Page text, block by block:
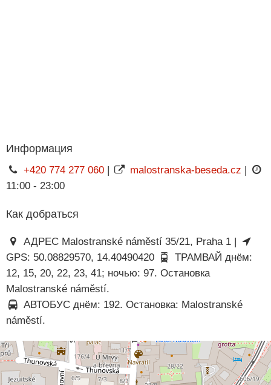
Информация
+420 774 277 060| malostranska-beseda.cz
11:00 - 23:00
Как добраться
АДРЕС Malostranské náměstí 35/21, Praha 1 |
GPS: 50.08829570, 14.40490420
ТРАМВАЙ днём:
12, 15, 20, 22, 23, 41; ночью: 97. Остановка
Malostranské náměstí.
АВТОБУС днём: 192. Остановка: Malostranské
náměstí.